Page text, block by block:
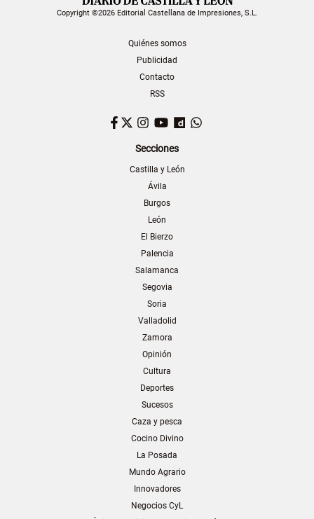
Copyright ©2026 Editorial Castellana de Impresiones, S.L.
Quiénes somos
Publicidad
Contacto
RSS
Facebook
TwitterInstagram
YouTubeDailymotion
Secciones
Castilla y León
Ávila
Burgos
León
El Bierzo
Palencia
Salamanca
Segovia
Soria
Valladolid
Zamora
Opinión
Cultura
Deportes
Sucesos
Caza y pesca
Cocino Divino
La Posada
Mundo Agrario
Innovadores
Negocios CyL